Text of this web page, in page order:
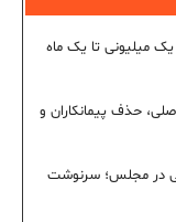
یک میلیونی تا یک ماه
حذف پیمانکاران و
در مجلس؛ سرنوشت